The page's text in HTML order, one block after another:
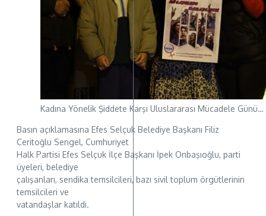
Kadına Yönelik Şiddete Karşı Uluslararası Mücadele Günü…
Basın açıklamasına Efes Selçuk Belediye Başkanı Filiz
Ceritoğlu Sengel, Cumhuriyet
Halk Partisi Efes Selçuk İlçe Başkanı İpek Onbaşıoğlu, parti
üyeleri, belediye
çalışanları, sendika temsilcileri, bazı sivil toplum örgütlerinin
temsilcileri ve
vatandaşlar katıldı.